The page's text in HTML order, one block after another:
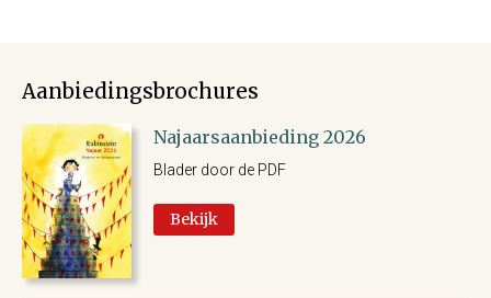
Aanbiedingsbrochures
Najaarsaanbieding 2026
Blader door de PDF
Bekijk